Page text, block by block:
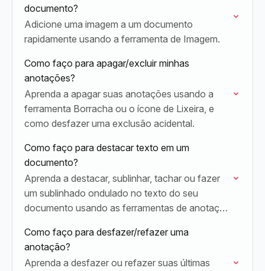
documento?
Adicione uma imagem a um documento
rapidamente usando a ferramenta de Imagem.
Como faço para apagar/excluir minhas
anotações?
Aprenda a apagar suas anotações usando a
ferramenta Borracha ou o ícone de Lixeira, e
como desfazer uma exclusão acidental.
Como faço para destacar texto em um
documento?
Aprenda a destacar, sublinhar, tachar ou fazer
um sublinhado ondulado no texto do seu
documento usando as ferramentas de anotação
Como faço para desfazer/refazer uma
anotação?
Aprenda a desfazer ou refazer suas últimas